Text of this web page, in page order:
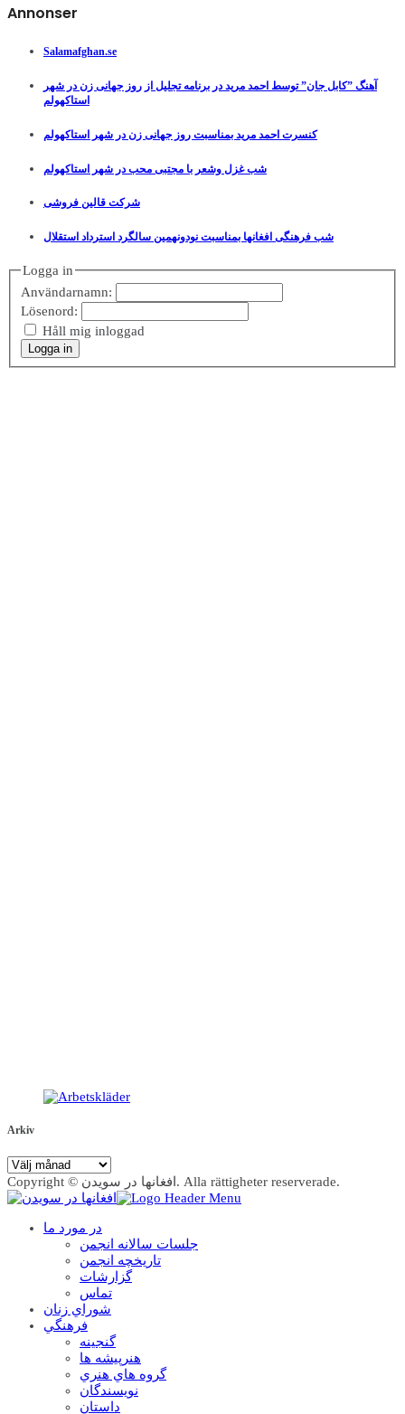
Annonser
Salamafghan.se
آهنگ ”کابل جان” توسط احمد مرید در برنامه تجلیل از روز جهانی زن در شهر
استاکهولم
کنسرت احمد مرید بمناسبت روز جهانی زن در شهر استاکهولم
شب غزل وشعر با مجتبی محب در شهر استاکهولم
شرکت قالین فروشی
شب فرهنگی افغانها بمناسبت نودونهمین سالگرد استرداد استقلال
Logga in
Användarnamn:
Lösenord:
Håll mig inloggad
Logga in
Arkiv
Arkiv
Copyright © افغانها در سویدن. Alla rättigheter reserverade.
در مورد ما
جلسات سالانه انجمن
تاریخچه انجمن
گزارشات
تماس
شوراي زنان
فرهنگي
گنجينه
هنرپيشه ها
گروه هاي هنري
نويسندگان
داستان